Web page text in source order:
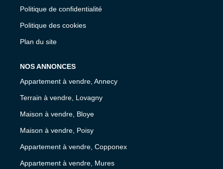
Politique de confidentialité
Politique des cookies
Plan du site
NOS ANNONCES
Appartement à vendre, Annecy
Terrain à vendre, Lovagny
Maison à vendre, Bloye
Maison à vendre, Poisy
Appartement à vendre, Copponex
Appartement à vendre, Mures